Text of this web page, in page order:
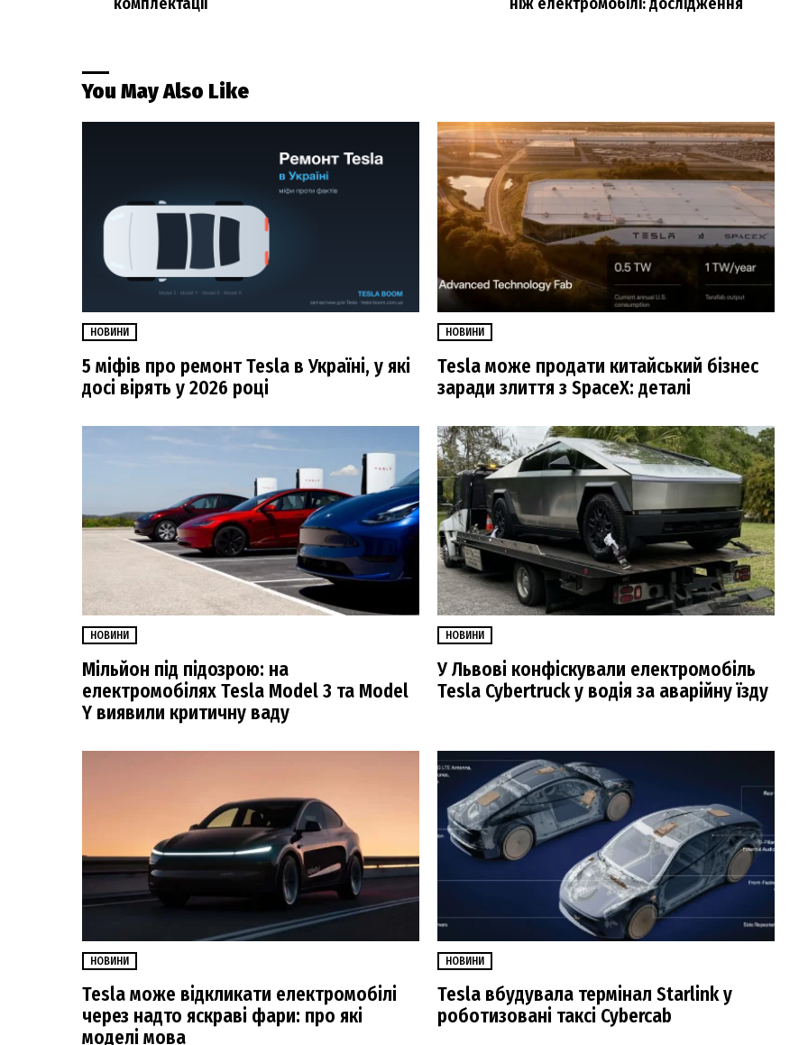
You May Also Like
НОВИНИ
5 міфів про ремонт Tesla в Україні, у які
досі вірять у 2026 році
НОВИНИ
Tesla може продати китайський бізнес
заради злиття з SpaceX: деталі
НОВИНИ
Мільйон під підозрою: на
електромобілях Tesla Model 3 та Model
Y виявили критичну ваду
НОВИНИ
У Львові конфіскували електромобіль
Tesla Cybertruck у водія за аварійну їзду
НОВИНИ
Tesla може відкликати електромобілі
через надто яскраві фари: про які
моделі мова
НОВИНИ
Tesla вбудувала термінал Starlink у
роботизовані таксі Cybercab